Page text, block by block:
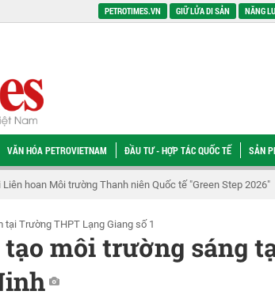
PETROTIMES.VN GIỮ LỬA DI SẢN NĂNG
VĂN HÓA PETROVIETNAM ĐẦU TƯ - HỢP TÁC QUỐC TẾ SẢN
Đẩy nhanh Ô Môn III, IV để phát huy hiệu quả chuỗi khí -
Trường THPT Lạng Giang số 1
môi trường sáng